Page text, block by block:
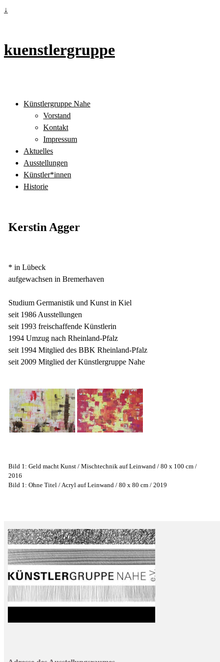
↓
kuenstlergruppe
Künstlergruppe Nahe
Vorstand
Kontakt
Impressum
Aktuelles
Ausstellungen
Künstler*innen
Historie
Kerstin Agger
* in Lübeck
aufgewachsen in Bremerhaven
Studium Germanistik und Kunst in Kiel
seit 1986 Ausstellungen
seit 1993 freischaffende Künstlerin
1994 Umzug nach Rheinland-Pfalz
seit 1994 Mitglied des BBK Rheinland-Pfalz
seit 2009 Mitglied der Künstlergruppe Nahe
Bild 1: Geld macht Kunst / Mischtechnik auf Leinwand / 80 x 100 cm /
2016
Bild 1: Ohne Titel / Acryl auf Leinwand / 80 x 80 cm / 2019